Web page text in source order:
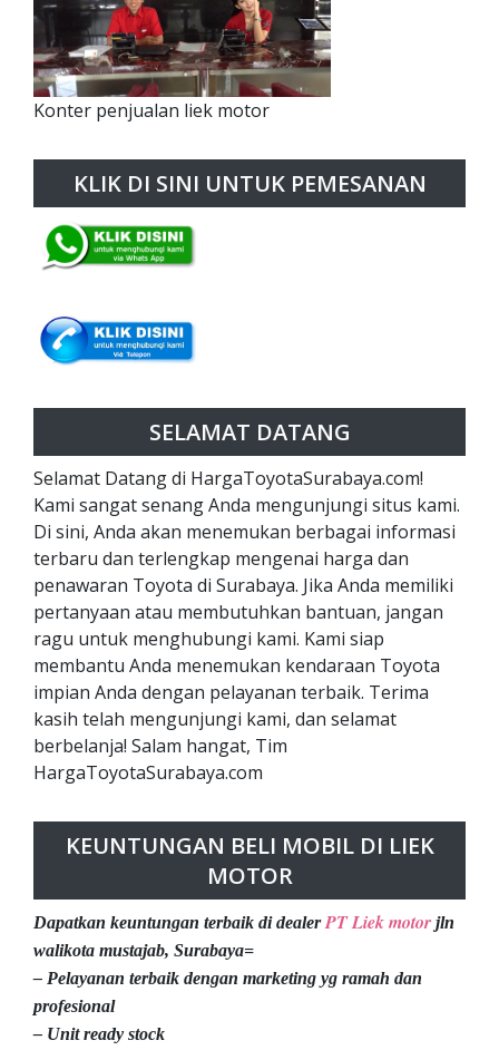
Konter penjualan liek motor
KLIK DI SINI UNTUK PEMESANAN
SELAMAT DATANG
Selamat Datang di HargaToyotaSurabaya.com!
Kami sangat senang Anda mengunjungi situs kami.
Di sini, Anda akan menemukan berbagai informasi
terbaru dan terlengkap mengenai harga dan
penawaran Toyota di Surabaya. Jika Anda memiliki
pertanyaan atau membutuhkan bantuan, jangan
ragu untuk menghubungi kami. Kami siap
membantu Anda menemukan kendaraan Toyota
impian Anda dengan pelayanan terbaik. Terima
kasih telah mengunjungi kami, dan selamat
berbelanja! Salam hangat, Tim
HargaToyotaSurabaya.com
KEUNTUNGAN BELI MOBIL DI LIEK
MOTOR
Dapatkan keuntungan terbaik di dealerPT Liek motor jln
walikota mustajab, Surabaya=
– Pelayanan terbaik dengan marketing yg ramah dan
profesional
– Unit ready stock